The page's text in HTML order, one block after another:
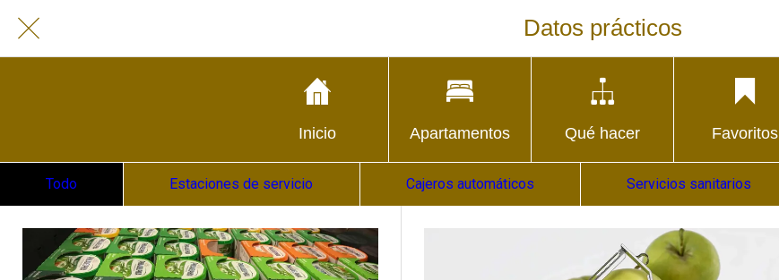
Datos prácticos
Inicio Apartamentos Qué hacer Favoritos
Todo Estaciones de servicio Cajeros automáticos Servicios sanitarios